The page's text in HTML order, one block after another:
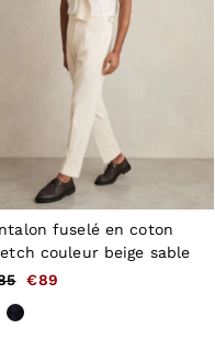
fuselé en coton
couleur beige sable
€89